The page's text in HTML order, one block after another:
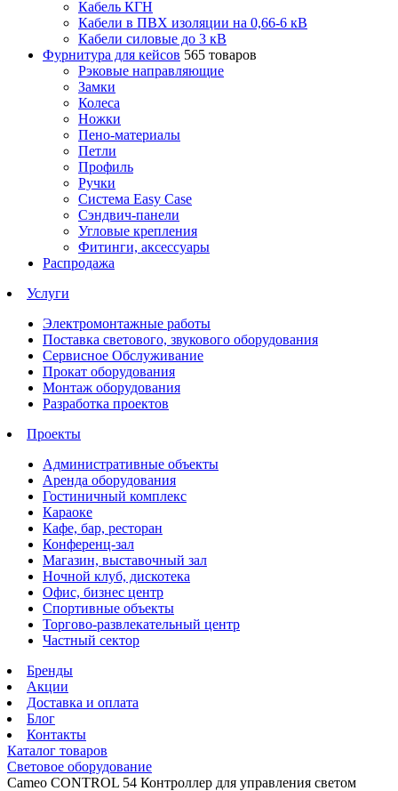
Кабель КГН
Кабели в ПВХ изоляции на 0,66-6 кВ
Кабели силовые до 3 кВ
Фурнитура для кейсов 565 товаров
Рэковые направляющие
Замки
Колеса
Ножки
Пено-материалы
Петли
Профиль
Ручки
Система Easy Case
Сэндвич-панели
Угловые крепления
Фитинги, аксессуары
Распродажа
Услуги
Электромонтажные работы
Поставка светового, звукового оборудования
Сервисное Обслуживание
Прокат оборудования
Монтаж оборудования
Разработка проектов
Проекты
Административные объекты
Аренда оборудования
Гостиничный комплекс
Караоке
Кафе, бар, ресторан
Конференц-зал
Магазин, выставочный зал
Ночной клуб, дискотека
Офис, бизнес центр
Спортивные объекты
Торгово-развлекательный центр
Частный сектор
Бренды
Акции
Доставка и оплата
Блог
Контакты
Каталог товаров
Световое оборудование
Cameo CONTROL 54 Контроллер для управления светом